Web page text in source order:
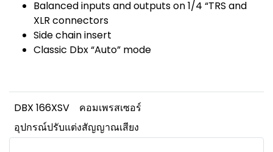
Balanced inputs and outputs on 1/4 “TRS and
XLR connectors
Side chain insert
Classic Dbx “Auto” mode
DBX 166XSV
คอมเพรสเซอร์
อุปกรณ์ปรับแต่งสัญญาณเสียง